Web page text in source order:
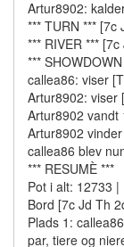
Artur8902:
*** TURN *** [7c
*** RIVER ***
***
callea86: viser
Artur8902: viser
Artur8902 vandt
Artur8902
callea86 blev
*** RESUMÈ ***
Pot i alt: 12733 |
Bord [7c Jd Th
Plads 1:
par, tiere og